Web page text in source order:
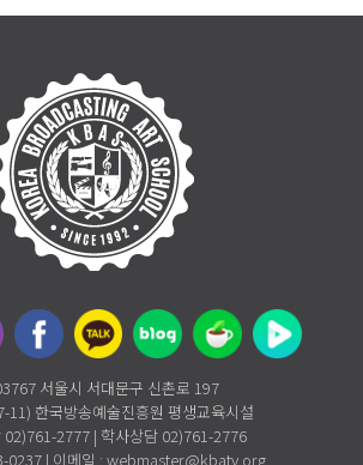
서울시 서대문구 신촌로 197
11) 한국방송예술진흥원 평생교육시설
02)761-2777 | 학사상담 02)761-2776
0237 | 이메일 : webmaster@kbatv.org